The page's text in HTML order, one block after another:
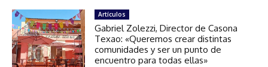
Artículos
Gabriel Zolezzi, Director de Casona
Texao: «Queremos crear distintas
comunidades y ser un punto de
encuentro para todas ellas»